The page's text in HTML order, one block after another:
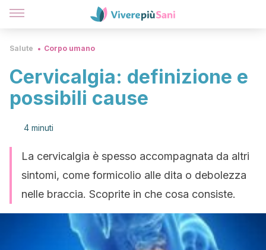
Salute Corpo umano
Cervicalgia: definizione e
possibili cause
4 minuti
La cervicalgia è spesso accompagnata da altri
sintomi, come formicolio alle dita o debolezza
nelle braccia. Scoprite in che cosa consiste.